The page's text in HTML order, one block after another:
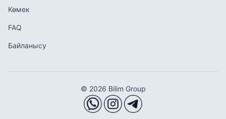
Көмек
FAQ
Байланысу
© 2026 Bilim Group